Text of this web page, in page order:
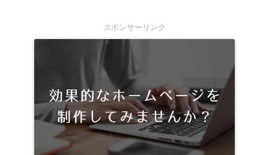
スポンサーリンク